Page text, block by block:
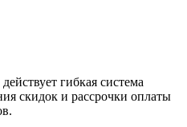
гибкая система
скидок и рассрочки оплаты